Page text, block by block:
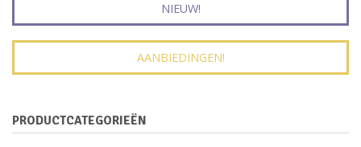
NIEUW!
AANBIEDINGEN!
PRODUCTCATEGORIEËN